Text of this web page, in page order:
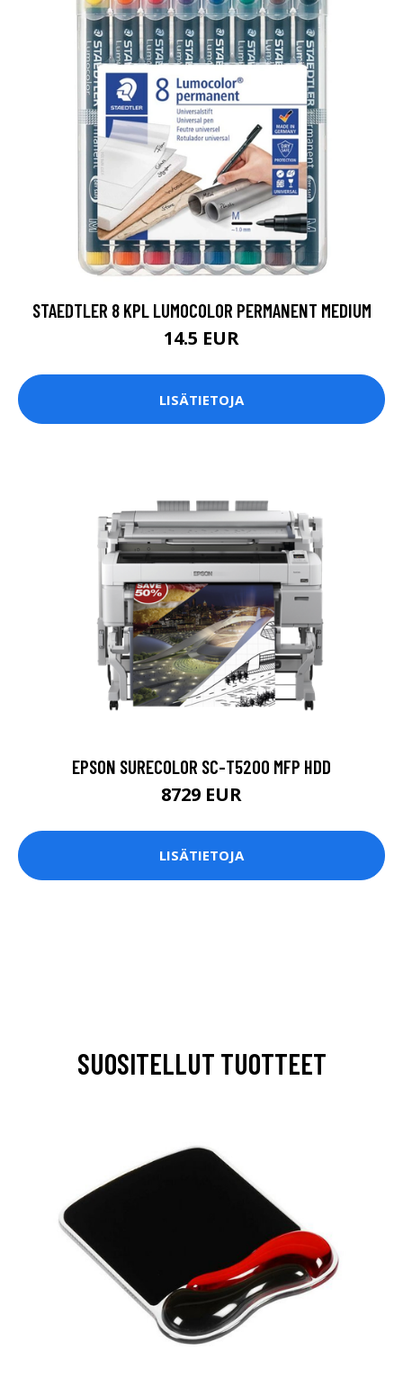
STAEDTLER 8 KPL LUMOCOLOR PERMANENT MEDIUM
14.5 EUR
LISÄTIETOJA
EPSON SURECOLOR SC-T5200 MFP HDD
8729 EUR
LISÄTIETOJA
SUOSITELLUT TUOTTEET